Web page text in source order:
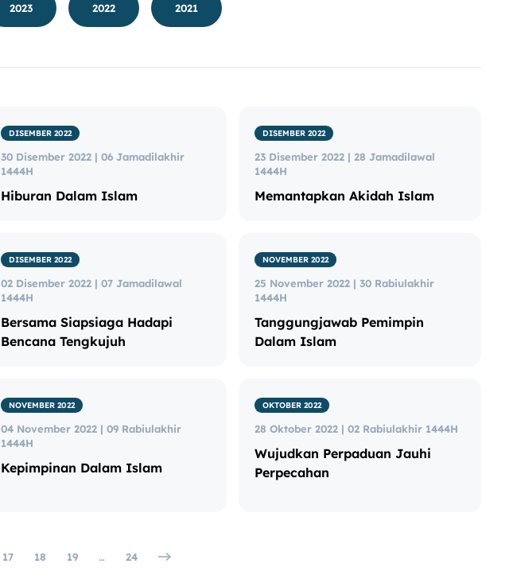
2023 2022 2021
DISEMBER 2022
30 Disember 2022 | 06 Jamadilakhir
1444H
Hiburan Dalam Islam
DISEMBER 2022
23 Disember 2022 | 28 Jamadilawal
1444H
Memantapkan Akidah Islam
DISEMBER 2022
02 Disember 2022 | 07 Jamadilawal
1444H
Bersama Siapsiaga Hadapi
Bencana Tengkujuh
NOVEMBER 2022
25 November 2022 | 30 Rabiulakhir
1444H
Tanggungjawab Pemimpin
Dalam Islam
NOVEMBER 2022
04 November 2022 | 09 Rabiulakhir
1444H
Kepimpinan Dalam Islam
OKTOBER 2022
28 Oktober 2022 | 02 Rabiulakhir 1444H
Wujudkan Perpaduan Jauhi
Perpecahan
17 18 19 … 24